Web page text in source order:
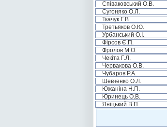
Співаковський О.В.
Сугоняко О.Л.
Ткачук Г.В.
Третьяков О.Ю.
Урбанський О.І.
Фірсов Є.П.
Фролов М.О.
Чекіта Г.Л.
Червакова О.В.
Чубаров Р.А.
Шевченко О.Л.
Южаніна Н.П.
Юринець О.В.
Яніцький В.П.